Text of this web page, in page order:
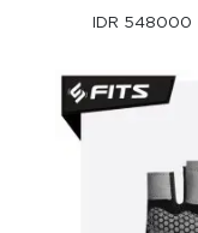
IDR 548000
IDR 548000